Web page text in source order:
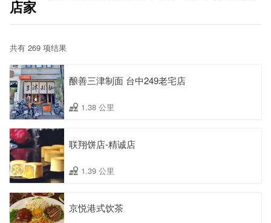
店家
共有 269 项结果
酿善三津制面 台中249老宅店
1.38 公里
联翔饼店-精诚店
1.39 公里
京悦港式饮茶